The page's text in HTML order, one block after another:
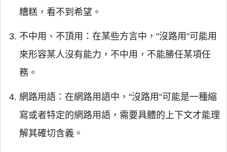
糟糕，看不到希望。
不中用、不頂用：在某些方言中，"沒路用"可能用
來形容某人沒有能力，不中用，不能勝任某項任
務。
網路用語：在網路用語中，"沒路用"可能是一種縮
寫或者特定的網路用語，需要具體的上下文才能理
解其確切含義。